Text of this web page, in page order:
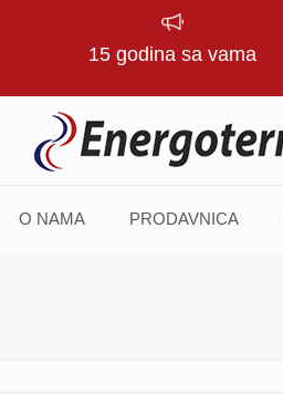
15 godina sa vama
O NAMA PRODAVNICA